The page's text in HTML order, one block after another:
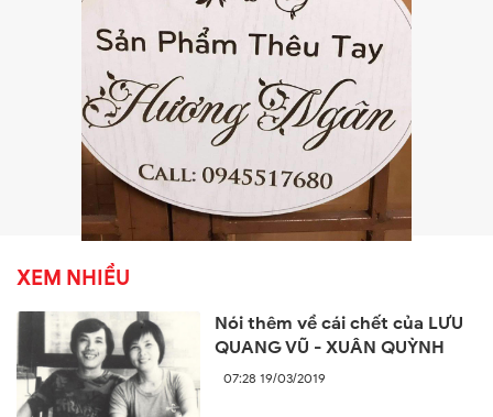
XEM NHIỀU
Nói thêm về cái chết của LƯU
QUANG VŨ - XUÂN QUỲNH
07:28 19/03/2019